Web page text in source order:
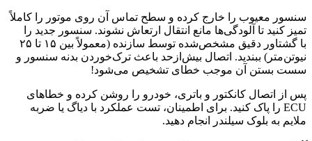
سنسور معیوب را خارج کرده و سطح تماس آن روی موتور را کاملاً
تمیز کنید تا آلودگی‌ها مانع انتقال ارتعاش نشوند. سنسور جدید را
با گشتاور دقیق مشخص‌شده توسط سازنده (معمولاً بین ۱۵ تا ۲۵
نیوتن‌متر) ببندید. اتصال بیش‌ازحد باعث ترک‌خوردن بدنه‌ سنسور و
سست بستن آن موجب خطای تشخیص می‌شود!
پس از اتصال کانکتور و باتری، خودرو را روشن کرده و خطاهای
ECU را پاک کنید. برای اطمینان، تست عملکرد با دیاگ یا ضربه
ملایم به بلوک سیلندر انجام دهید.